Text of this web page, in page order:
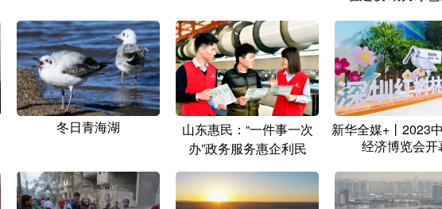
冬日青海湖
山东惠民：“一件事一次
办”政务服务惠企利民
新华全媒+丨2023
经济博览会开